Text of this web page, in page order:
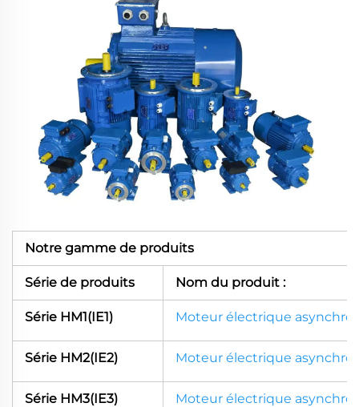
Notre gamme de produits
Série de produits Nom du produit :
Série HM1(IE1) Moteur électrique
Série HM2(IE2) Moteur électrique
Série HM3(IE3) Moteur électrique